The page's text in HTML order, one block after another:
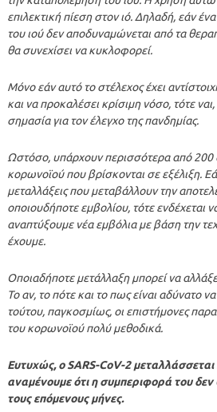
επιλεκτική πίεση στον ιό. Δηλαδή, εάν
του ιού δεν αποδυναμώνεται από τα
θα συνεχίσει να κυκλοφορεί.
Μόνο εάν αυτό το στέλεχος έχει
και να προκαλέσει κρίσιμη νόσο, τότε
σημασία για τον έλεγχο της πανδημίας.
Ωστόσο, υπάρχουν περισσότερα από 200
κορωνοϊού που βρίσκονται σε εξέλιξη.
μεταλλάξεις που μεταβάλλουν την
οποιουδήποτε εμβολίου, τότε ενδέχεται
αναπτύξουμε νέα εμβόλια με βάση την
έχουμε.
Οποιαδήποτε μετάλλαξη μπορεί να
Το αν, το πότε και το πως είναι αδύνατο
τούτου, παγκοσμίως, οι επιστήμονες
του κορωνοϊού πολύ μεθοδικά.
Ευτυχώς, ο SARS-CoV-2
αναμένουμε ότι η συμπεριφορά του
τους επόμενους μήνες.